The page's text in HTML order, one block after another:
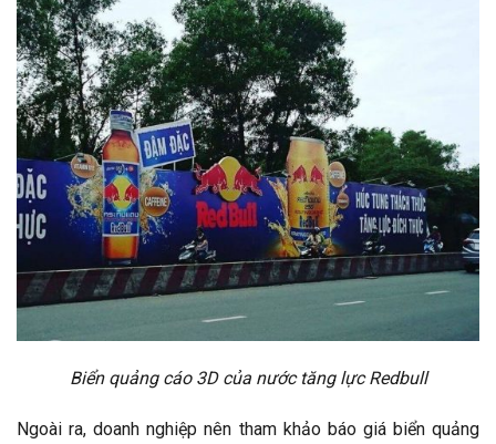
Biển quảng cáo 3D của nước tăng lực Redbull
Ngoài ra, doanh nghiệp nên tham khảo báo giá biển quảng